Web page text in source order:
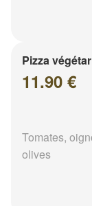
Pizza
11.90 €
Tomates,
olives